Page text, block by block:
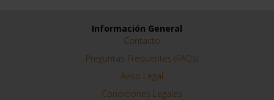
Información General
Contacto
Preguntas Frequentes (FAQs)
Aviso Legal
Condiciones Legales